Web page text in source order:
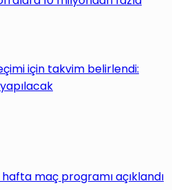
için takvim belirlendi:
hafta maç programı açıklandı